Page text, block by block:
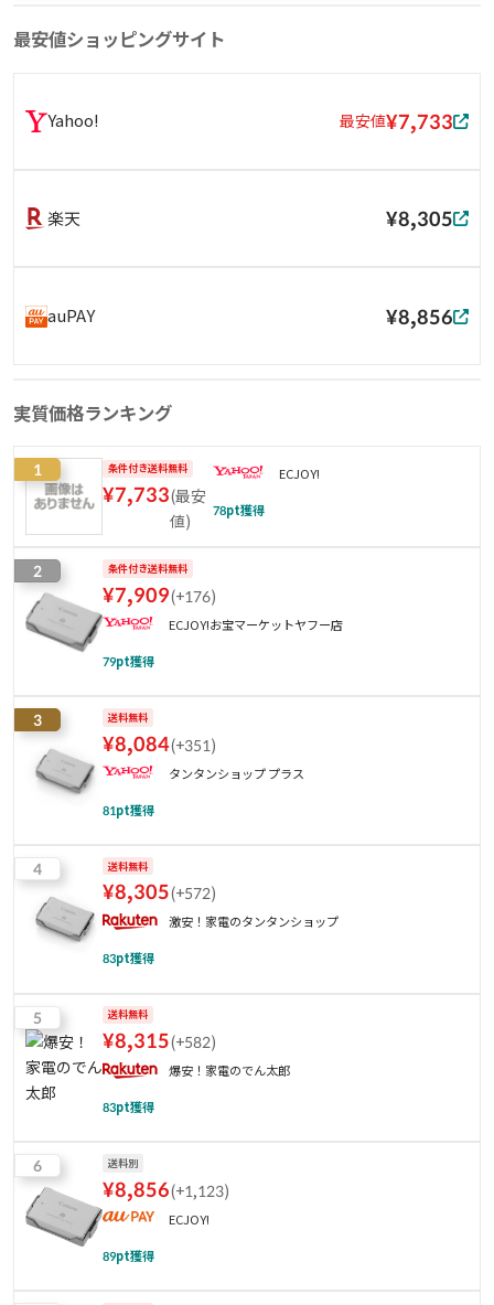
最安値ショッピングサイト
Yahoo! 最安値¥7,733
楽天 ¥8,305
auPAY ¥8,856
実質価格ランキング
1 条件付き送料無料
¥7,733(最安
値)
ECJOY!
78pt獲得
2 条件付き送料無料
¥7,909(+176)
ECJOY!お宝マーケットヤフー店
79pt獲得
3 送料無料
¥8,084(+351)
タンタンショップ プラス
81pt獲得
4 送料無料
¥8,305(+572)
激安！家電のタンタンショップ
83pt獲得
5 送料無料
¥8,315(+582)
爆安！家電のでん太郎
83pt獲得
6 送料別
¥8,856(+1,123)
ECJOY!
89pt獲得